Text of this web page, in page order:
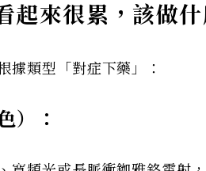
起來很累，該做什
據類型「對症下藥」：
）：